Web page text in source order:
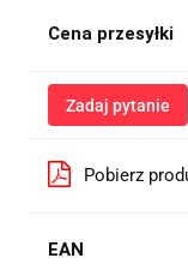
Cena przesyłki
Zadaj pytanie
Pobierz
EAN